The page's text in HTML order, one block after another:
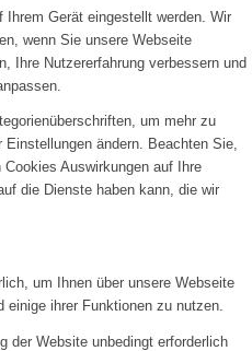
Gerät eingestellt werden. Wir
wenn Sie unsere Webseite
Ihre Nutzererfahrung verbessern und
um mehr zu
ändern. Beachten Sie,
Auswirkungen auf Ihre
die Dienste haben kann, die wir
um Ihnen über unsere Webseite
einige ihrer Funktionen zu nutzen.
der Website unbedingt erforderlich